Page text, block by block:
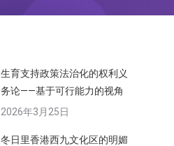
生育支持政策法治化的权利义
务论——基于可行能力的视角
2026年3月25日
冬日里香港西九文化区的明媚